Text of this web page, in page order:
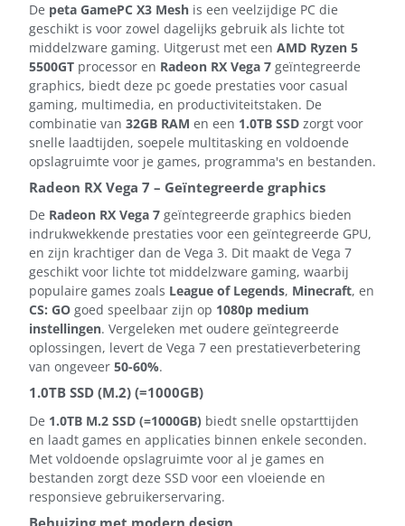
De peta GamePC X3 Mesh is een veelzijdige PC die
geschikt is voor zowel dagelijks gebruik als lichte tot
middelzware gaming. Uitgerust met een AMD Ryzen 5
5500GT processor en Radeon RX Vega 7 geïntegreerde
graphics, biedt deze pc goede prestaties voor casual
gaming, multimedia, en productiviteitstaken. De
combinatie van 32GB RAM en een 1.0TB SSD zorgt voor
snelle laadtijden, soepele multitasking en voldoende
opslagruimte voor je games, programma's en bestanden.
Radeon RX Vega 7 – Geïntegreerde graphics
De Radeon RX Vega 7 geïntegreerde graphics bieden
indrukwekkende prestaties voor een geïntegreerde GPU,
en zijn krachtiger dan de Vega 3. Dit maakt de Vega 7
geschikt voor lichte tot middelzware gaming, waarbij
populaire games zoals League of Legends, Minecraft, en
CS: GO goed speelbaar zijn op 1080p medium
instellingen. Vergeleken met oudere geïntegreerde
oplossingen, levert de Vega 7 een prestatieverbetering
van ongeveer 50-60%.
1.0TB SSD (M.2) (=1000GB)
De 1.0TB M.2 SSD (=1000GB) biedt snelle opstarttijden
en laadt games en applicaties binnen enkele seconden.
Met voldoende opslagruimte voor al je games en
bestanden zorgt deze SSD voor een vloeiende en
responsieve gebruikerservaring.
Behuizing met modern design